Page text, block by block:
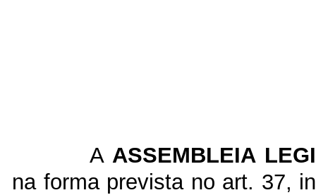
A ASSEMBLEIA
na forma prevista no art. 37,